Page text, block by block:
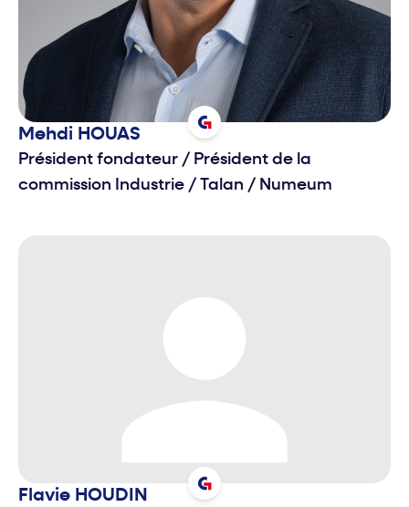
Mehdi HOUAS
Président fondateur / Président de la
commission Industrie / Talan / Numeum
Flavie HOUDIN